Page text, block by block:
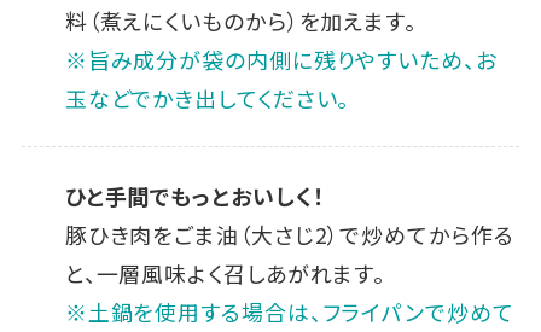
料（煮えにくいものから）を加えます。
※旨み成分が袋の内側に残りやすいため、お
玉などでかき出してください。
ひと手間でもっとおいしく！
豚ひき肉をごま油（大さじ2）で炒めてから作る
と、一層風味よく召しあがれます。
※土鍋を使用する場合は、フライパンで炒めて